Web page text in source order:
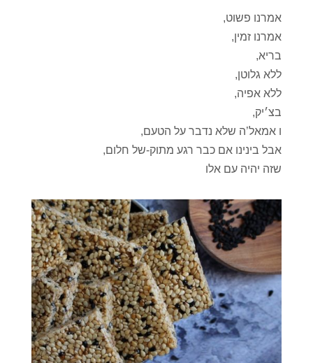
אמרנו פשוט,
אמרנו זמין,
בריא,
ללא גלוטן,
ללא אפיה,
בצ׳יק,
ו אמאל’ה שלא נדבר על הטעם,
אבל בינינו אם כבר רגע מתוק-של חלום,
שזה יהיה עם אלו